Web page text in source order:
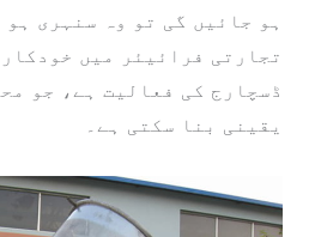
ہو جائیں گی تو وہ سنہری ہو
تجارتی فرائیئر میں
ڈسچارج کی فعالیت ہے، جو
یقینی بنا سکتی ہے۔